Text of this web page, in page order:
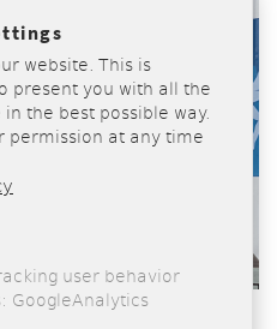
website. This is
present you with all the
the best possible way.
permission at any time
user behavior
GoogleAnalytics